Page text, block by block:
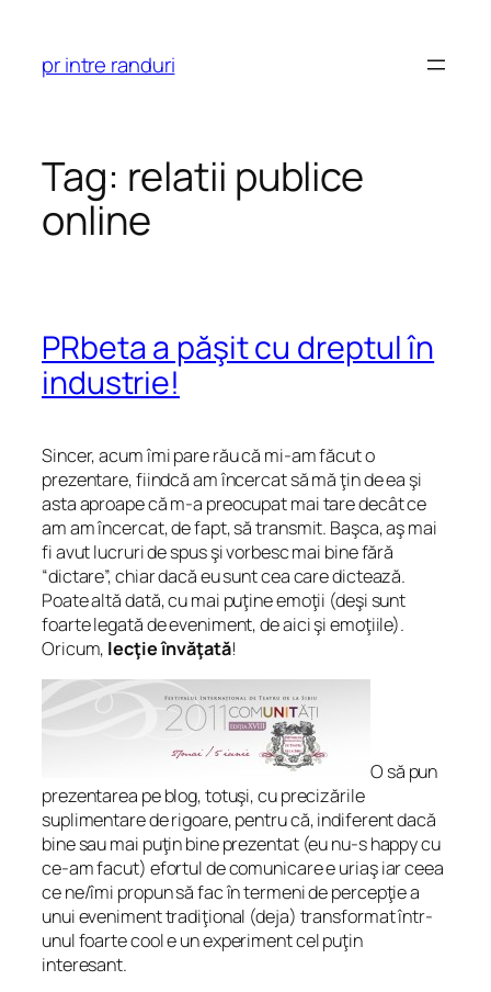
content
pr intre randuri
Tag: relatii publice
online
PRbeta a păşit cu dreptul în
industrie!
Sincer, acum îmi pare rău că mi-am făcut o
prezentare, fiindcă am încercat să mă ţin de ea şi
asta aproape că m-a preocupat mai tare decât ce
am am încercat, de fapt, să transmit. Başca, aş mai
fi avut lucruri de spus şi vorbesc mai bine fără
“dictare”, chiar dacă eu sunt cea care dictează.
Poate altă dată, cu mai puţine emoţii (deşi sunt
foarte legată de eveniment, de aici şi emoţiile).
Oricum, lecţie învăţată!
O să pun
prezentarea pe blog, totuşi, cu precizările
suplimentare de rigoare, pentru că, indiferent dacă
bine sau mai puţin bine prezentat (eu nu-s happy cu
ce-am facut) efortul de comunicare e uriaş iar ceea
ce ne/îmi propun să fac în termeni de percepţie a
unui eveniment tradiţional (deja) transformat într-
unul foartecoole un experiment cel puţin
interesant.